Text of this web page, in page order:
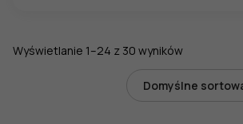
Wyświetlanie 1–24 z 30 wyników